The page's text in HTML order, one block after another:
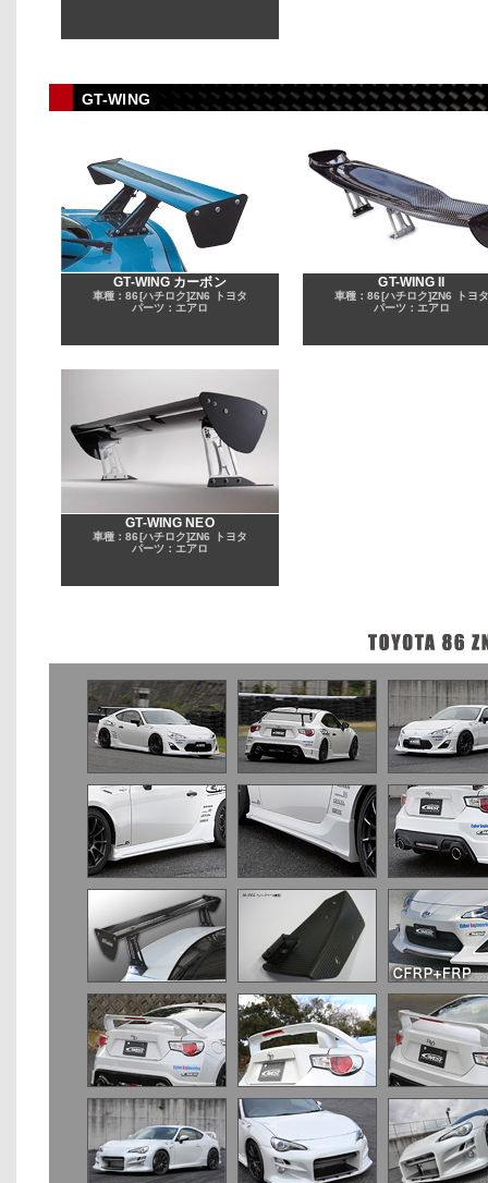
GT-WING
GT-WING カーボン
車種：86[ハチロク]ZN6 トヨタ
パーツ：エアロ
GT-WING II
車種：86[ハチロク]ZN6 トヨ
パーツ：エアロ
GT-WING NEO
車種：86[ハチロク]ZN6 トヨタ
パーツ：エアロ